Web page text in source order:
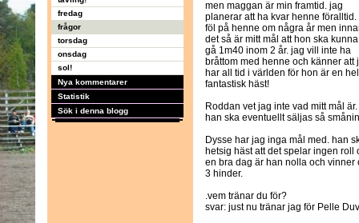
fredag
frågor
torsdag
onsdag
sol!
Nya kommentarer
Statistik
Sök i denna blogg
men maggan är min framtid. jag
planerar att ha kvar henne föralltid.
föl på henne om några år men
det så är mitt mål att hon ska kunna
gå 1m40 inom 2 år. jag vill inte ha
bråttom med henne och känner att
har all tid i världen för hon är en
fantastisk häst!
Roddan vet jag inte vad mitt mål
han ska eventuellt säljas så
Dysse har jag inga mål med. han
hetsig häst att det spelar ingen
en bra dag är han nolla och
3 hinder.
.vem tränar du för?
svar: just nu tränar jag för Pelle